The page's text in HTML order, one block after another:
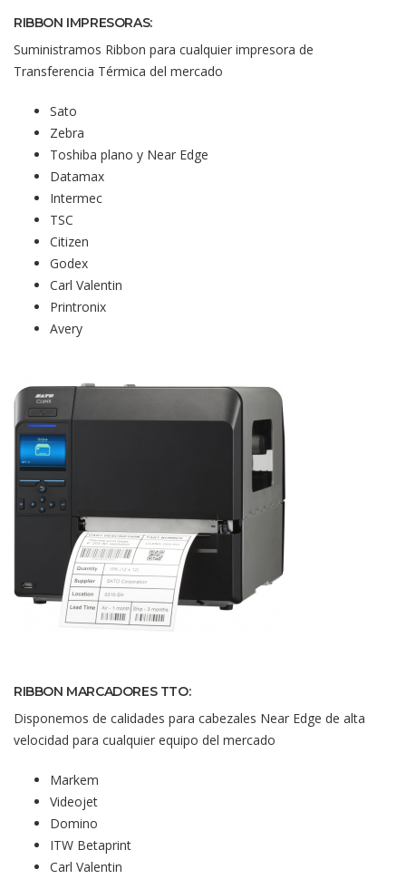
RIBBON IMPRESORAS:
Suministramos Ribbon para cualquier impresora de
Transferencia Térmica del mercado
Sato
Zebra
Toshiba plano y Near Edge
Datamax
Intermec
TSC
Citizen
Godex
Carl Valentin
Printronix
Avery
RIBBON MARCADORES TTO:
Disponemos de calidades para cabezales Near Edge de alta
velocidad para cualquier equipo del mercado
Markem
Videojet
Domino
ITW Betaprint
Carl Valentin